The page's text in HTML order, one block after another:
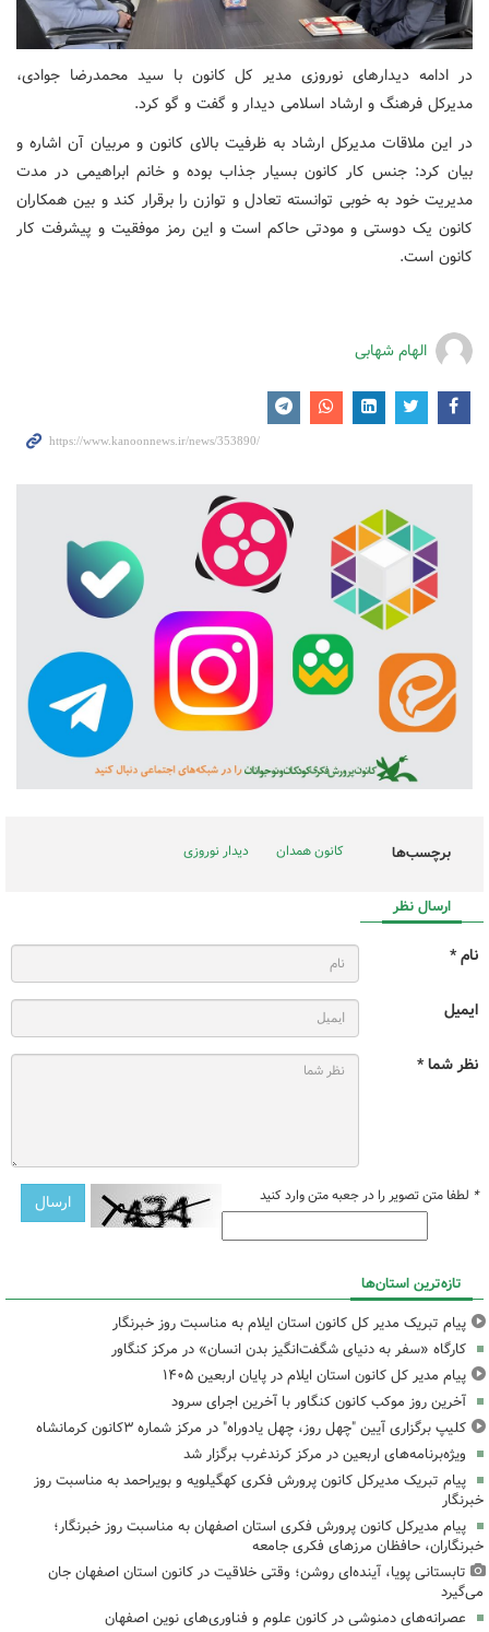
در ادامه دیدارهای نوروزی مدیر کل کانون با سید محمدرضا جوادی،
مدیرکل فرهنگ و ارشاد اسلامی دیدار و گفت و گو کرد.
در این ملاقات مدیرکل ارشاد به ظرفیت بالای کانون و مربیان آن اشاره و
بیان کرد: جنس کار کانون بسیار جذاب بوده و خانم ابراهیمی در مدت
مدیریت خود به خوبی توانسته تعادل و توازن را برقرار کند و بین همکاران
کانون یک دوستی و مودتی حاکم است و این رمز موفقیت و پیشرفت کار
کانون است.
الهام شهابی
برچسب‌ها کانون همدان دیدار نوروزی
ارسال نظر
نام *
ایمیل
نظر شما *
* لطفا متن تصویر را در جعبه متن وارد کنید
تازه‌ترین استان‌ها
پیام تبریک مدیر کل کانون استان ایلام به مناسبت روز خبرنگار
کارگاه «سفر به دنیای شگفت‌انگیز بدن انسان» در مرکز کنگاور
پیام مدیر کل کانون استان ایلام در پایان اربعین ۱۴۰۵
آخرین روز موکب کانون کنگاور با آخرین اجرای سرود
کلیپ برگزاری آیین "چهل روز، چهل یادوراه" در مرکز شماره ۳کانون کرمانشاه
ویژه‌برنامه‌های اربعین در مرکز کرندغرب برگزار شد
پیام تبریک مدیرکل کانون پرورش فکری کهگیلویه و بویراحمد به مناسبت روز
خبرنگار
پیام مدیرکل کانون پرورش فکری استان اصفهان به مناسبت روز خبرنگار؛
خبرنگاران، حافظان مرزهای فکری جامعه
تابستانی پویا، آینده‌ای روشن؛ وقتی خلاقیت در کانون استان اصفهان جان
می‌گیرد
عصرانه‌های دمنوشی در کانون علوم و فناوری‌های نوین اصفهان